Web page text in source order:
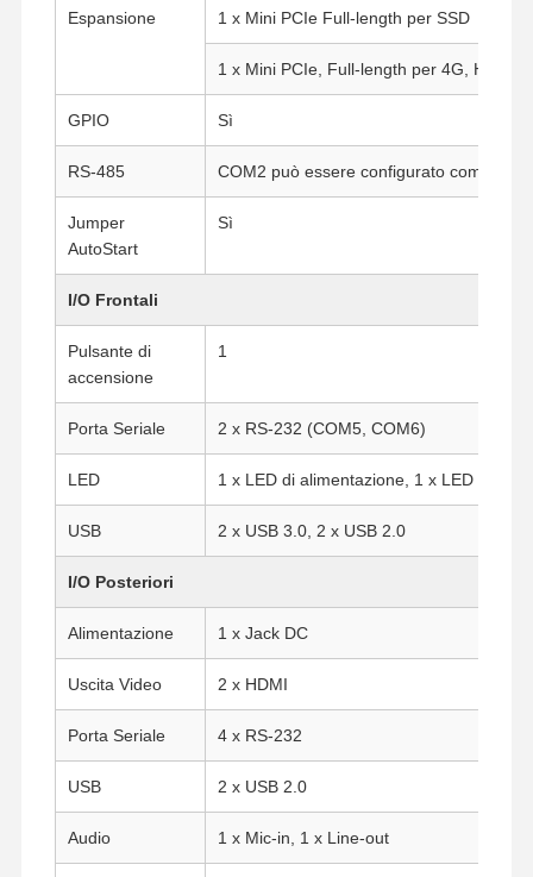
Casa Prodotti Chi Siamo Fatory Tour
Controllo Di
Qualità
Contattaci
Ora
Chiacchieri
Firewall Mini PC
Mini PC industriale
1U Rackmount PC
Espansione 1 x Mini PCIe Full-length per SSD
1 x Mini PCIe, Full-length per 4G, Half-
GPIO Sì
RS-485 COM2 può essere configurato come
Jumper
AutoStart
Sì
I/O Frontali
Pulsante di
accensione
1
Porta Seriale 2 x RS-232 (COM5, COM6)
LED 1 x LED di alimentazione, 1 x LED HDD
USB 2 x USB 3.0, 2 x USB 2.0
I/O Posteriori
Alimentazione 1 x Jack DC
Uscita Video 2 x HDMI
Porta Seriale 4 x RS-232
USB 2 x USB 2.0
Audio 1 x Mic-in, 1 x Line-out